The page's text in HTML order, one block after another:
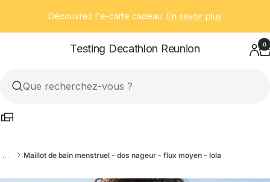
contenu
Découvrez l'e-carte cadeau En savoir plus
Testing Decathlon Reunion 0
… Maillot de bain menstruel - dos nageur - flux moyen - lola